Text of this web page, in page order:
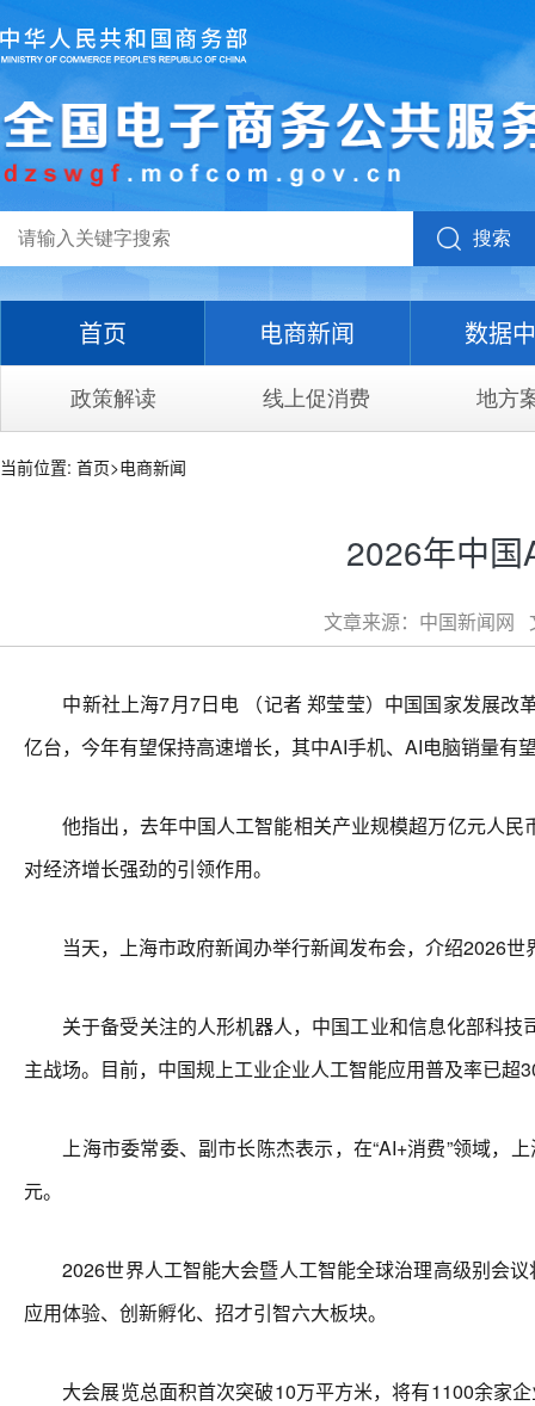
搜索
首页 电商新闻 数据
政策解读 线上促消费 地方
当前位置: 首页>电商新闻
2026年中
文章来源：中国新闻网
中新社上海7月7日电 （记者 郑莹莹）中国国家发展改
亿台，今年有望保持高速增长，其中AI手机、AI电脑销量有
他指出，去年中国人工智能相关产业规模超万亿元人民
对经济增长强劲的引领作用。
当天，上海市政府新闻办举行新闻发布会，介绍2026世
关于备受关注的人形机器人，中国工业和信息化部科技
主战场。目前，中国规上工业企业人工智能应用普及率已
上海市委常委、副市长陈杰表示，在“AI+消费”领域，
元。
2026世界人工智能大会暨人工智能全球治理高级别会议
应用体验、创新孵化、招才引智六大板块。
大会展览总面积首次突破10万平方米，将有1100余家企